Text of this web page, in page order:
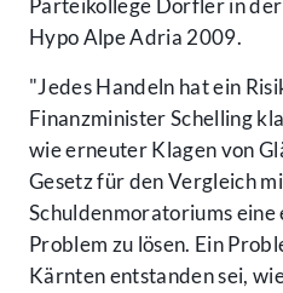
Parteikollege Dörfler in
Hypo Alpe Adria 2009.
"Jedes Handeln hat ein
Finanzminister Schelling
wie erneuter Klagen von
Gesetz für den Vergleich
Schuldenmoratoriums eine
Problem zu lösen. Ein
Kärnten entstanden sei,